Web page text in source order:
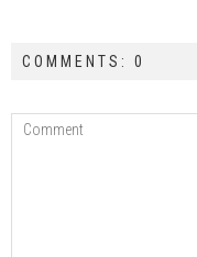
COMMENTS: 0